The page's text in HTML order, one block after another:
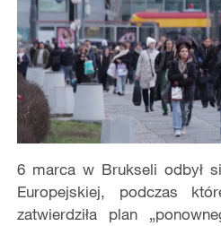
6 marca w Brukseli odbył
Europejskiej, podczas
zatwierdziła plan